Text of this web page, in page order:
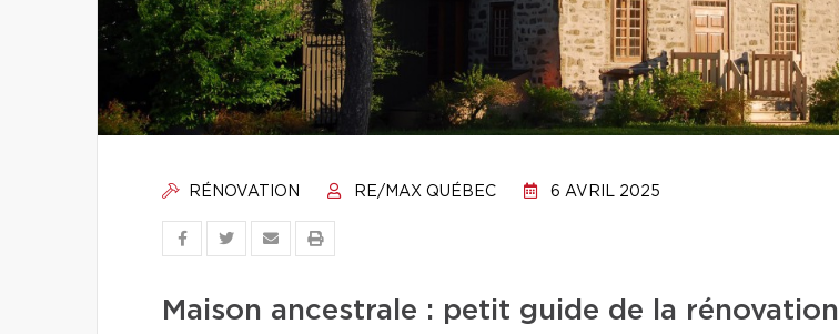
RÉNOVATION RE/MAX QUÉBEC 6 AVRIL 2025
Maison ancestrale : petit guide de la rénovation